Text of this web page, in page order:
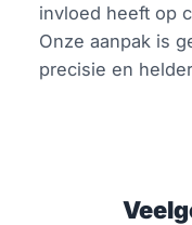
invloed heeft op
Onze aanpak is
precisie en